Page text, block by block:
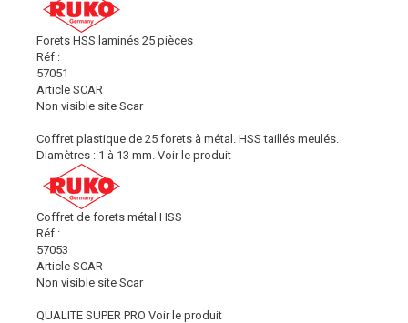
Forets HSS laminés 25 pièces
Réf :
57051
Article SCAR
Non visible site Scar
Coffret plastique de 25 forets à métal. HSS taillés meulés.
Diamètres : 1 à 13 mm. Voir le produit
Coffret de forets métal HSS
Réf :
57053
Article SCAR
Non visible site Scar
QUALITE SUPER PRO Voir le produit